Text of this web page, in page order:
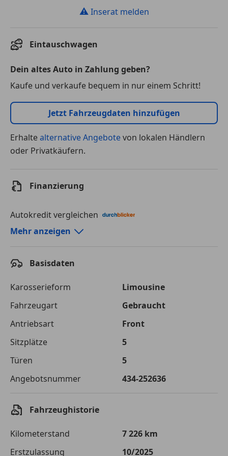
⚠ Inserat melden
Eintauschwagen
Dein altes Auto in Zahlung geben?
Kaufe und verkaufe bequem in nur einem Schritt!
Jetzt Fahrzeugdaten hinzufügen
Erhaltealternative Angebotevon lokalen Händlern
oder Privatkäufern.
Finanzierung
Autokredit vergleichen
Autokredit-Rechner von durchblicker.at
Laufzeit
120 Monate
Kreditbetrag
€ 21 000,-
Zu zahlender
Gesamtbetrag
€ 29 585,-
Einberechnete Gebühren
€ 0,-
Monatliche Rate € 246,54
Mehr anzeigen
Basisdaten
Karosserieform
Limousine
Fahrzeugart
Gebraucht
Antriebsart
Front
Sitzplätze
5
Türen
5
Angebotsnummer
434-252636
Fahrzeughistorie
Kilometerstand
7 226 km
Erstzulassung
10/2025